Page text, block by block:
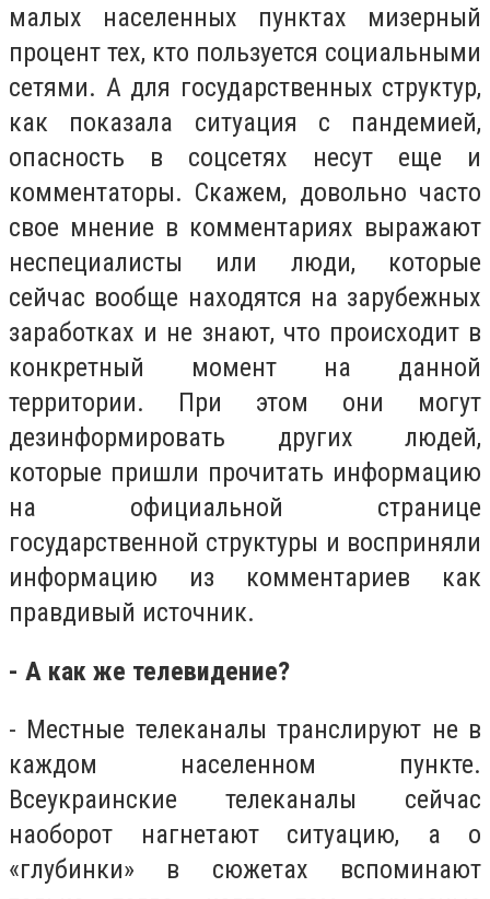
малых населенных пунктах мизерный
процент тех, кто пользуется социальными
сетями. А для государственных структур,
как показала ситуация с пандемией,
опасность в соцсетях несут еще и
комментаторы. Скажем, довольно часто
свое мнение в комментариях выражают
неспециалисты или люди, которые
сейчас вообще находятся на зарубежных
заработках и не знают, что происходит в
конкретный момент на данной
территории. При этом они могут
дезинформировать других людей,
которые пришли прочитать информацию
на официальной странице
государственной структуры и восприняли
информацию из комментариев как
правдивый источник.
- А как же телевидение?
- Местные телеканалы транслируют не в
каждом населенном пункте.
Всеукраинские телеканалы сейчас
наоборот нагнетают ситуацию, а о
«глубинки» в сюжетах вспоминают